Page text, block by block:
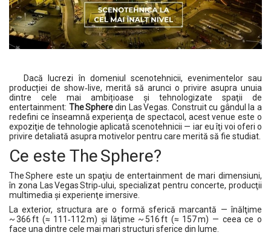
Dacă lucrezi în domeniul scenotehnicii, evenimentelor sau
producției de show‑live, merită să arunci o privire asupra unuia
dintre cele mai ambițioase și tehnologizate spaţii de
entertainment: The Spheredin Las Vegas. Construit cu gândul la a
redefini ce înseamnă experienţa de spectacol, acest venue este o
expoziţie de tehnologie aplicată scenotehnicii — iar eu îţi voi oferi o
privire detaliată asupra motivelor pentru care merită să fie studiat.
Ce este The Sphere?
The Sphere este un spaţiu de entertainment de mari dimensiuni,
în zona Las Vegas Strip‑ului, specializat pentru concerte, producţii
multimedia şi experienţe imersive.
La exterior, structura are o formă sferică marcantă — înălţime
~ 366 ft (≈ 111‑112 m) şi lăţime ~ 516 ft (≈ 157 m) — ceea ce o
face una dintre cele mai mari structuri sferice din lume.